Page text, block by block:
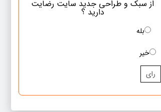
از سبک و طراحی جدید سایت رضایت
دارید ؟
بله
خیر
رای